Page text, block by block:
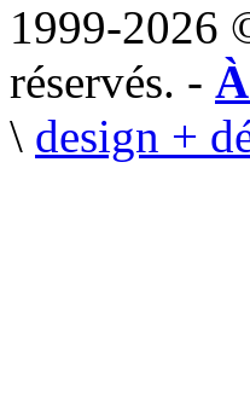
1999-2026
réservés. -
\ design +